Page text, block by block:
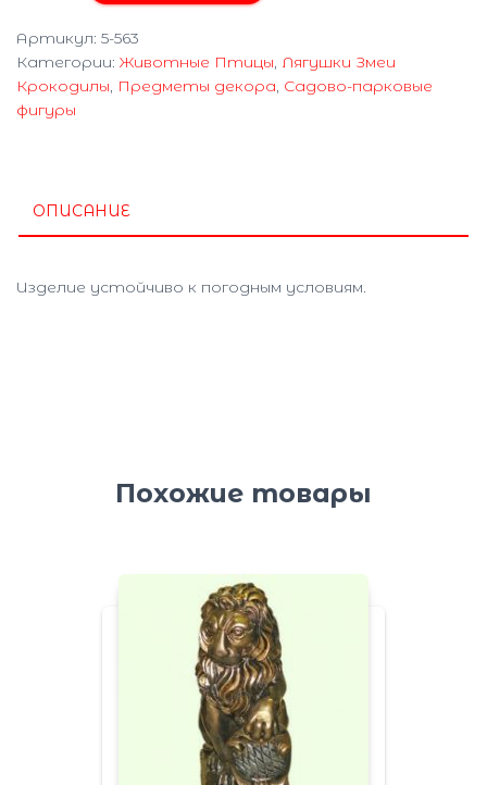
5-
563
Артикул: 5-563
Категории: Животные Птицы, Лягушки Змеи
Крокодилы, Предметы декора, Садово-парковые
фигуры
ОПИСАНИЕ
Изделие устойчиво к погодным условиям.
Похожие товары